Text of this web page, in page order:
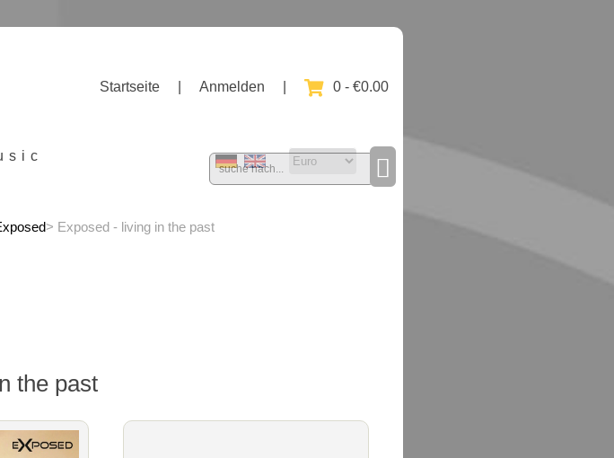
Startseite Anmelden 0 - €0.00
> Exposed - living in the past
the past